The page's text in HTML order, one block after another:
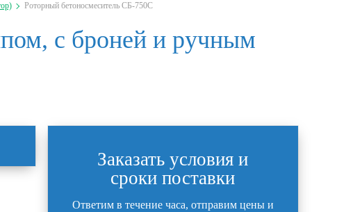
Роторный бетоносмеситель СБ-750С
с броней и ручным
Заказать условия и
сроки поставки
Ответим в течение часа, отправим цены и